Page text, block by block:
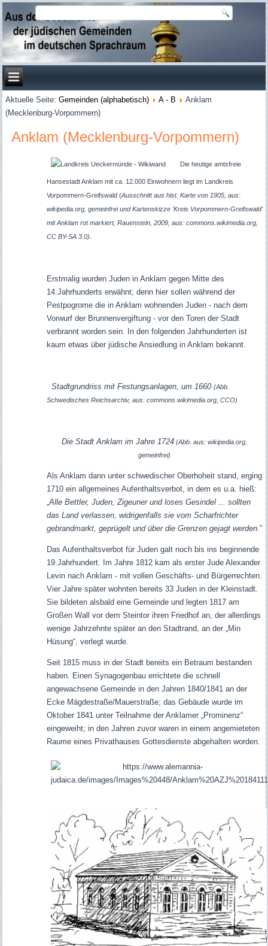
Aktuelle Seite:Gemeinden (alphabetisch) A - B
Anklam
(Mecklenburg-Vorpommern)
Anklam (Mecklenburg-Vorpommern)
Die heutige amtsfreie
Hansestadt Anklam mit ca. 12.000 Einwohnern liegt im Landkreis
Vorpommern-Greifswald (Ausschnitt aus hist. Karte von 1905, aus:
wikipedia.org, gemeinfrei und Kartenskizze 'Kreis Vorpommern-Greifswald'
mit Anklam rot markiert, Rauenstein, 2009, aus: commons.wikimedia.org,
CC BY-SA 3.0)
Erstmalig wurden Juden in Anklam gegen Mitte des
14.Jahrhunderts erwähnt; denn hier sollen während der
Pestpogrome die in Anklam wohnenden Juden - nach dem
Vorwurf der Brunnenvergiftung - vor den Toren der Stadt
verbrannt worden sein. In den folgenden Jahrhunderten ist
kaum etwas über jüdische Ansiedlung in Anklam bekannt.
Stadtgrundriss mit Festungsanlagen, um 1660 (Abb.
Schwedisches Reichsarchiv, aus: commons.wikimedia.org, CCO)
Die Stadt Anklam im Jahre 1724 (Abb. aus: wikipedia.org,
gemeinfrei)
Als Anklam dann unter schwedischer Oberhoheit stand, erging
1710 ein allgemeines Aufenthaltsverbot, in dem es u.a. hieß:
Alle Bettler, Juden, Zigeuner und loses Gesindel ... sollten
das Land verlassen, widrigenfalls sie vom Scharfrichter
gebrandmarkt, geprügelt und über die Grenzen gejagt werden. ”
Das Aufenthaltsverbot für Juden galt noch bis ins beginnende
19.Jahrhundert. Im Jahre 1812 kam als erster Jude Alexander
Levin nach Anklam - mit vollen Geschäfts- und Bürgerrechten.
Vier Jahre später wohnten bereits 33 Juden in der Kleinstadt.
Sie bildeten alsbald eine Gemeinde und legten 1817 am
Großen Wall vor dem Steintor ihren Friedhof an, der allerdings
wenige Jahrzehnte später an den Stadtrand, an der „Min
Hüsung“, verlegt wurde.
Seit 1815 muss in der Stadt bereits ein Betraum bestanden
haben. Einen Synagogenbau errichtete die schnell
angewachsene Gemeinde in den Jahren 1840/1841 an der
Ecke Mägdestraße/Mauerstraße; das Gebäude wurde im
Oktober 1841 unter Teilnahme der Anklamer „Prominenz“
eingeweiht; in den Jahren zuvor waren in einem angemieteten
Raume eines Privathauses Gottesdienste abgehalten worden.